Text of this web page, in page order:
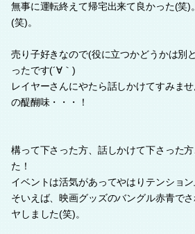
無事に運転終えて帰宅出来て良かった(笑)
(笑)。
売り子好きなので(役に立つかどうかは別
ったです(´∀｀)
レイヤーさんにやたら話しかけてすみま
の醍醐味・・・！
構って下さった方、話しかけて下さった
た！
イベントは活気があってやはりテンション
そいえば、映画グッズのバングル赤青で
ヤしました(笑)。